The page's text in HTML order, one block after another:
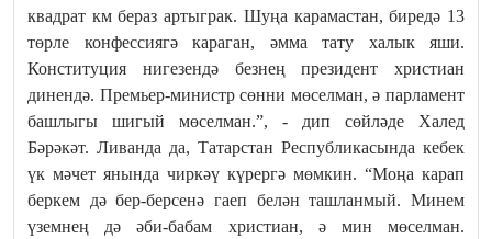
квадрат км бераз артыграк. Шуңа карамастан, биредә 13
төрле конфессиягә караган, әмма тату халык яши.
Конституция нигезендә безнең президент христиан
динендә. Премьер-министр сөнни мөселман, ә парламент
башлыгы шигый мөселман.”, - дип сөйләде Халед
Бәрәкәт. Ливанда да, Татарстан Республикасында кебек
үк мәчет янында чиркәү күрергә мөмкин. “Моңа карап
беркем дә бер-берсенә гаеп белән ташланмый. Минем
үземнең дә әби-бабам христиан, ә мин мөселман.